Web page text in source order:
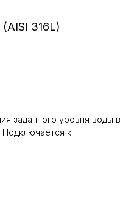
316L)
заданного уровня воды в
Подключается к